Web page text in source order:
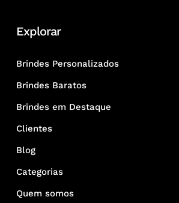
Explorar
Brindes Personalizados
Brindes Baratos
Brindes em Destaque
Clientes
Blog
Categorias
Quem somos